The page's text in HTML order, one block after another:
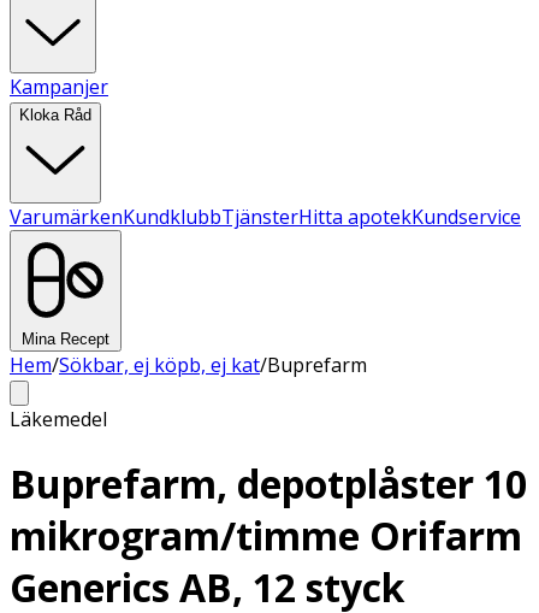
Kampanjer
Kloka Råd
VarumärkenKundklubbTjänsterHitta apotekKundservice
Mina Recept
Hem/Sökbar, ej köpb, ej kat/Buprefarm
Läkemedel
Buprefarm, depotplåster 10
mikrogram/timme Orifarm
Generics AB, 12 styck